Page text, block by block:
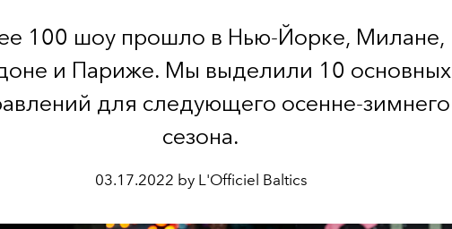
100 шоу прошло в Нью-Йорке, Милане,
и Париже. Мы выделили 10 основных
для следующего осенне-зимнего
сезона.
03.17.2022 by L'Officiel Baltics